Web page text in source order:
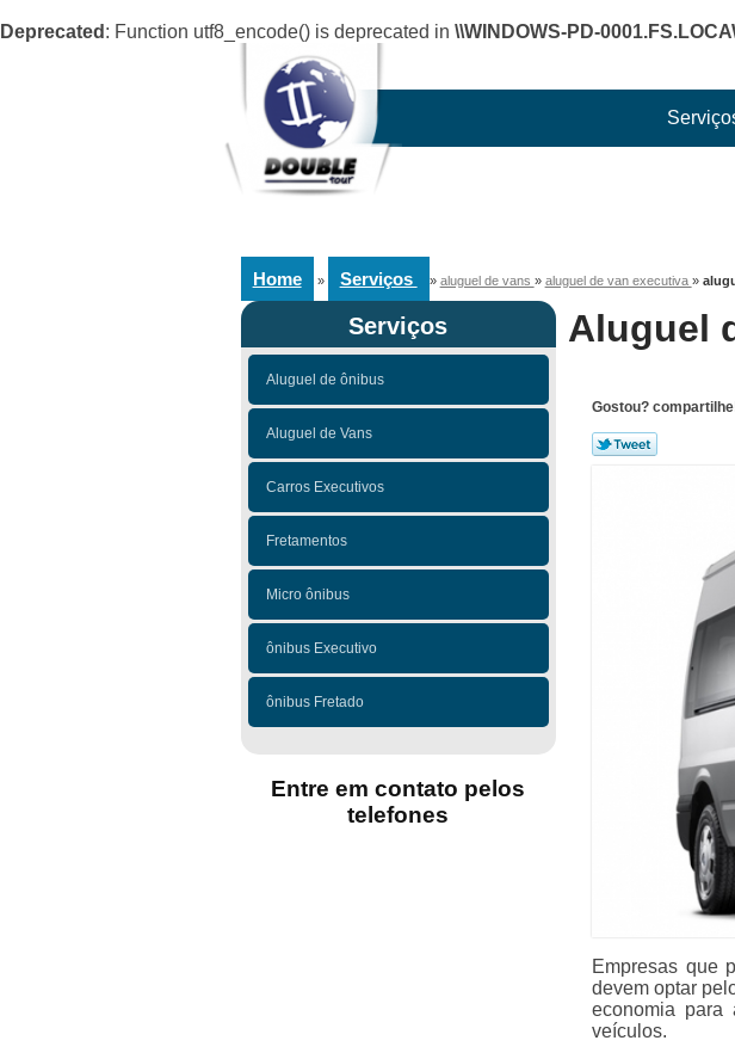
Deprecated : Function utf8_encode() is deprecated in \\WINDOWS-PD-
Home » Serviços » aluguel de vans » aluguel de van executiva »
Serviços
Aluguel de ônibus
Aluguel de Vans
Carros Executivos
Fretamentos
Micro ônibus
ônibus Executivo
ônibus Fretado
Entre em contato pelos
telefones
Aluguel
Gostou?
Empresas que
devem optar
economia para
veículos.